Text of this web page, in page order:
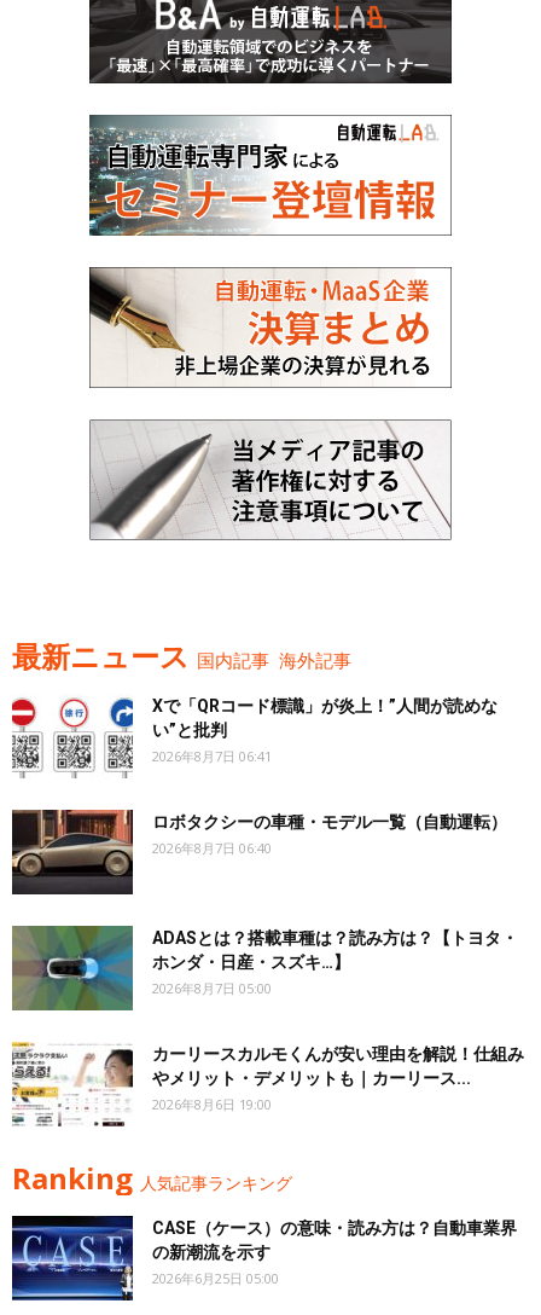
最新ニュース 国内記事 海外記事
Xで「QRコード標識」が炎上！”人間が読めな
い”と批判
2026年8月7日 06:41
ロボタクシーの車種・モデル一覧（自動運転）
2026年8月7日 06:40
ADASとは？搭載車種は？読み方は？【トヨタ・
ホンダ・日産・スズキ…】
2026年8月7日 05:00
カーリースカルモくんが安い理由を解説！仕組み
やメリット・デメリットも｜カーリース...
2026年8月6日 19:00
Ranking 人気記事ランキング
CASE（ケース）の意味・読み方は？自動車業界
の新潮流を示す
2026年6月25日 05:00